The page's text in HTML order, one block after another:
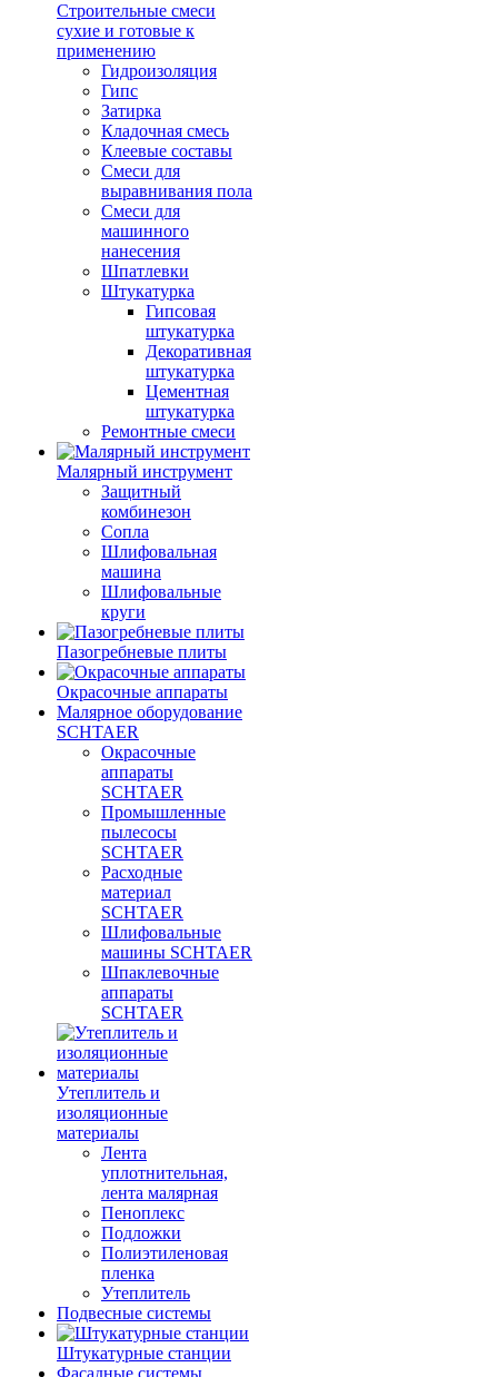
Строительные смеси
сухие и готовые к
применению
Гидроизоляция
Гипс
Затирка
Кладочная смесь
Клеевые составы
Смеси для
выравнивания пола
Смеси для
машинного
нанесения
Шпатлевки
Штукатурка
Гипсовая
штукатурка
Декоративная
штукатурка
Цементная
штукатурка
Ремонтные смеси
Малярный инструмент
Защитный
комбинезон
Сопла
Шлифовальная
машина
Шлифовальные
круги
Пазогребневые плиты
Окрасочные аппараты
Малярное оборудование
SCHTAER
Окрасочные
аппараты
SCHTAER
Промышленные
пылесосы
SCHTAER
Расходные
материал
SCHTAER
Шлифовальные
машины SCHTAER
Шпаклевочные
аппараты
SCHTAER
Утеплитель и
изоляционные
материалы
Лента
уплотнительная,
лента малярная
Пеноплекс
Подложки
Полиэтиленовая
пленка
Утеплитель
Подвесные системы
Штукатурные станции
Фасадные системы